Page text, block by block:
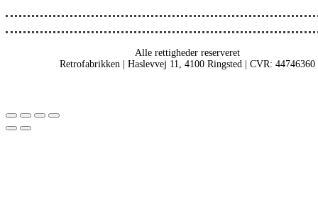
Alle rettigheder reserveret
Retrofabrikken | Haslevvej 11, 4100 Ringsted | CVR: 44746360